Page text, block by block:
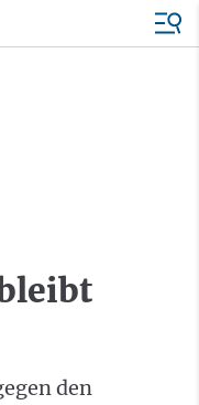
den